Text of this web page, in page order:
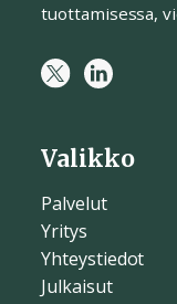
tuottamisessa,
Valikko
Palvelut
Yritys
Yhteystiedot
Julkaisut